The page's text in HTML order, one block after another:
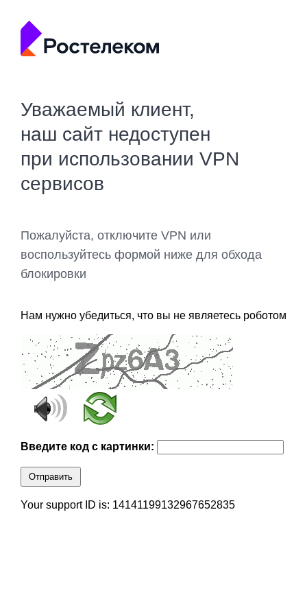
Уважаемый клиент,
наш сайт недоступен
при использовании VPN
сервисов
Пожалуйста, отключите VPN или
воспользуйтесь формой ниже для обхода
блокировки
Нам нужно убедиться, что вы не являетесь роботом
Введите код с картинки:
Отправить
Your support ID is: 14141199132967652835